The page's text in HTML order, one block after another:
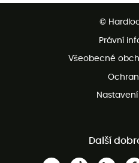
Bezplatná zákaznická služba
©
Právní
Všeobecné
Další